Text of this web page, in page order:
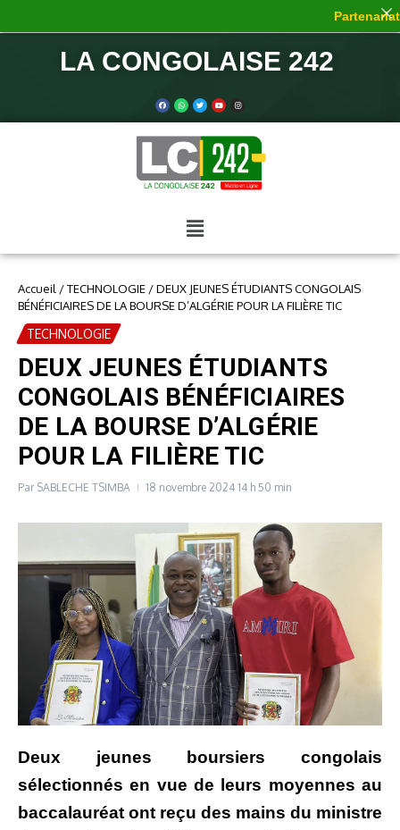
LA CONGOLAISE 242
Accueil /TECHNOLOGIE /DEUX JEUNES ÉTUDIANTS CONGOLAIS
BÉNÉFICIAIRES DE LA BOURSE D’ALGÉRIE POUR LA FILIÈRE TIC
TECHNOLOGIE
DEUX JEUNES ÉTUDIANTS
CONGOLAIS BÉNÉFICIAIRES
DE LA BOURSE D’ALGÉRIE
POUR LA FILIÈRE TIC
Par SABLECHE TSIMBA 18 novembre 2024 14 h 50 min
Deux jeunes boursiers congolais
sélectionnés en vue de leurs moyennes au
baccalauréat ont reçu des mains du ministre
Partenariat